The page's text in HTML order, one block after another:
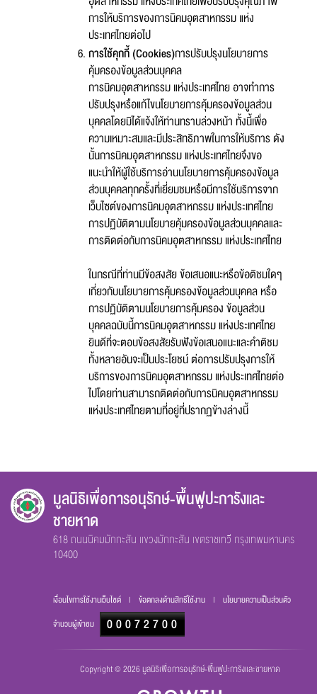
การให้บริการของการนิคมอุตสาหกรรม แห่ง
ประเทศไทยต่อไป
การใช้คุกกี้ (Cookies)การปรับปรุงนโยบายการ
คุ้มครองข้อมูลส่วนบุคคล
การนิคมอุตสาหกรรม แห่งประเทศไทย อาจทำการ
ปรับปรุงหรือแก้ไขนโยบายการคุ้มครองข้อมูลส่วน
บุคคลโดยมิได้แจ้งให้ท่านทราบล่วงหน้า ทั้งนี้เพื่อ
ความเหมาะสมและมีประสิทธิภาพในการให้บริการ ดัง
นั้นการนิคมอุตสาหกรรม แห่งประเทศไทยจึงขอ
แนะนำให้ผู้ใช้บริการอ่านนโยบายการคุ้มครองข้อมูล
ส่วนบุคคลทุกครั้งที่เยี่ยมชมหรือมีการใช้บริการจาก
เว็บไซต์ของการนิคมอุตสาหกรรม แห่งประเทศไทย
การปฏิบัติตามนโยบายคุ้มครองข้อมูลส่วนบุคคลและ
การติดต่อกับการนิคมอุตสาหกรรม แห่งประเทศไทย
ในกรณีที่ท่านมีข้อสงสัย ข้อเสนอแนะหรือข้อติชมใดๆ
เกี่ยวกับนโยบายการคุ้มครองข้อมูลส่วนบุคคล หรือ
การปฏิบัติตามนโยบายการคุ้มครอง ข้อมูลส่วน
บุคคลฉบับนี้การนิคมอุตสาหกรรม แห่งประเทศไทย
ยินดีที่จะตอบข้อสงสัยรับฟังข้อเสนอแนะและคำติชม
ทั้งหลายอันจะเป็นประโยชน์ ต่อการปรับปรุงการให้
บริการของการนิคมอุตสาหกรรม แห่งประเทศไทยต่อ
ไปโดยท่านสามารถติดต่อกับการนิคมอุตสาหกรรม
แห่งประเทศไทยตามที่อยู่ที่ปรากฏข้างล่างนี้
มูลนิธิเพื่อการอนุรักษ์-พื้นฟูปะการังและ
ชายหาด
618 ถนนนิคมมักกะสัน เเขวงมักกะสัน เขตราชเทวี กรุงเทพมหานคร
10400
เงื่อนไขการใช้งานเว็บไซต์ | ข้อตกลงด้านสิทธิ์ใช้งาน | นโยบายความเป็นส่วนตัว
จำนวนผู้เข้าชม
00072700
Copyright © 2026 มูลนิธิเพื่อการอนุรักษ์-พื้นฟูปะการังและชายหาด